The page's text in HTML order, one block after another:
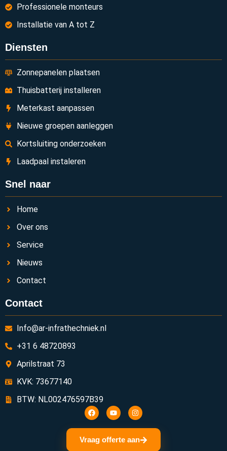
Professionele monteurs
Installatie van A tot Z
Diensten
Zonnepanelen plaatsen
Thuisbatterij installeren
Meterkast aanpassen
Nieuwe groepen aanleggen
Kortsluiting onderzoeken
Laadpaal instaleren
Snel naar
Home
Over ons
Service
Nieuws
Contact
Contact
Info@ar-infrathechniek.nl
+31 6 48720893
Aprilstraat 73
KVK: 73677140
BTW: NL002476597B39
Vraag offerte aan